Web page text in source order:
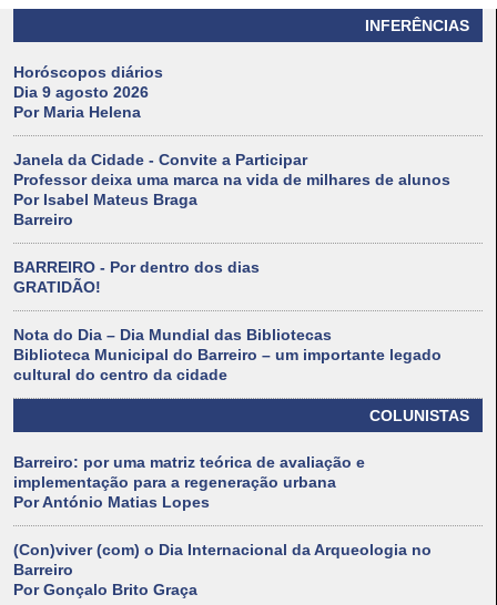
INFERÊNCIAS
Horóscopos diários
Dia 9 agosto 2026
Por Maria Helena
Janela da Cidade - Convite a Participar
Professor deixa uma marca na vida de milhares de alunos
Por Isabel Mateus Braga
Barreiro
BARREIRO - Por dentro dos dias
GRATIDÃO!
Nota do Dia – Dia Mundial das Bibliotecas
Biblioteca Municipal do Barreiro – um importante legado
cultural do centro da cidade
COLUNISTAS
Barreiro: por uma matriz teórica de avaliação e
implementação para a regeneração urbana
Por António Matias Lopes
(Con)viver (com) o Dia Internacional da Arqueologia no
Barreiro
Por Gonçalo Brito Graça